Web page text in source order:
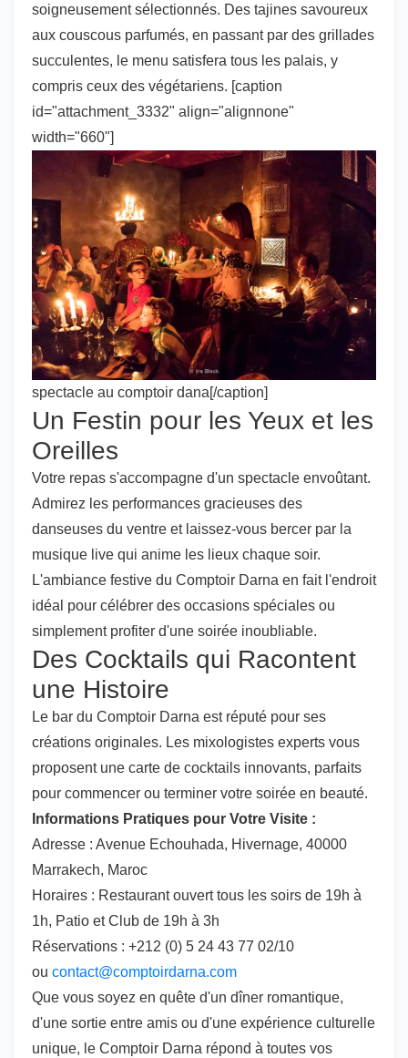
soigneusement sélectionnés. Des tajines savoureux
aux couscous parfumés, en passant par des grillades
succulentes, le menu satisfera tous les palais, y
compris ceux des végétariens. [caption
id="attachment_3332" align="alignnone"
width="660"]
spectacle au comptoir dana[/caption]
Un Festin pour les Yeux et les
Oreilles
Votre repas s'accompagne d'un spectacle envoûtant.
Admirez les performances gracieuses des
danseuses du ventre et laissez-vous bercer par la
musique live qui anime les lieux chaque soir.
L'ambiance festive du Comptoir Darna en fait l'endroit
idéal pour célébrer des occasions spéciales ou
simplement profiter d'une soirée inoubliable.
Des Cocktails qui Racontent
une Histoire
Le bar du Comptoir Darna est réputé pour ses
créations originales. Les mixologistes experts vous
proposent une carte de cocktails innovants, parfaits
pour commencer ou terminer votre soirée en beauté.
Informations Pratiques pour Votre Visite :
Adresse : Avenue Echouhada, Hivernage, 40000
Marrakech, Maroc
Horaires : Restaurant ouvert tous les soirs de 19h à
1h, Patio et Club de 19h à 3h
Réservations : +212 (0) 5 24 43 77 02/10
ou contact@comptoirdarna.com
Que vous soyez en quête d'un dîner romantique,
d'une sortie entre amis ou d'une expérience culturelle
unique, le Comptoir Darna répond à toutes vos